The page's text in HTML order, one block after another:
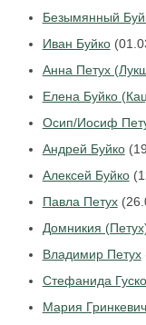
Безымянный
Иван Буйко
Анна Петух
Елена Буйко
Осип/Иосиф
Андрей Буйко
Алексей Буйко
Павла Петух
Домникия
Владимир Петух
Стефанида
Мария